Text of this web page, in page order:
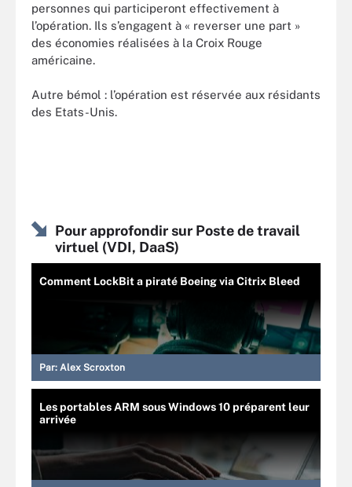
personnes qui participeront effectivement à
l’opération. Ils s’engagent à « reverser une part »
des économies réalisées à la Croix Rouge
américaine.
Autre bémol : l’opération est réservée aux résidants
des Etats-Unis.
Pour approfondir sur Poste de travail
virtuel (VDI, DaaS)
Comment LockBit a piraté Boeing via Citrix Bleed
Par: Alex Scroxton
Les portables ARM sous Windows 10 préparent leur
arrivée